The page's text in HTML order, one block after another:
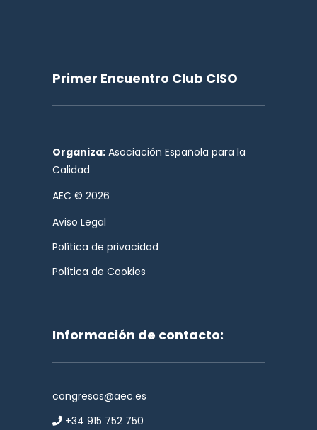
Primer Encuentro Club CISO
Organiza: Asociación Española para la
Calidad
AEC © 2026
Aviso Legal
Política de privacidad
Política de Cookies
Información de contacto:
congresos@aec.es
+34 915 752 750